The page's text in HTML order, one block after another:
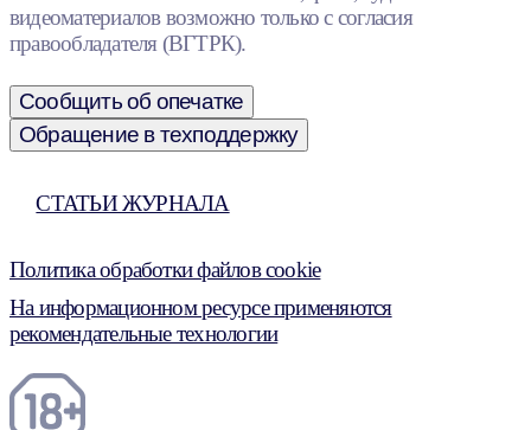
видеоматериалов возможно только с согласия
правообладателя (ВГТРК).
Сообщить об опечатке
Обращение в техподдержку
СТАТЬИ ЖУРНАЛА
Политика обработки файлов cookie
На информационном ресурсе применяются
рекомендательные технологии